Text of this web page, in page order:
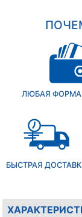
ЛЮБАЯ ФОРМА
БЫСТРАЯ